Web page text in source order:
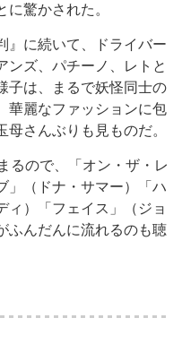
驚かされた。
に続いて、ドライバー
ンズ、パチーノ、レトと
子は、まるで妖怪同士の
華麗なファッションに包
さんぶりも見ものだ。
るので、「オン・ザ・レ
」（ドナ・サマー）「ハ
ィ）「フェイス」（ジョ
ふんだんに流れるのも聴